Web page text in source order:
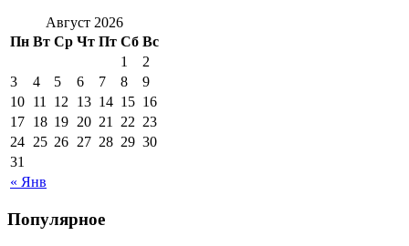
Август 2026
Пн Вт Ср Чт Пт Сб Вс
« Янв
1
2
3
4 5 6 7 8
9
10 11 12 13 14 15 16
17 18 19 20 21 22 23
24 25 26 27 28 29 30
31
Популярное